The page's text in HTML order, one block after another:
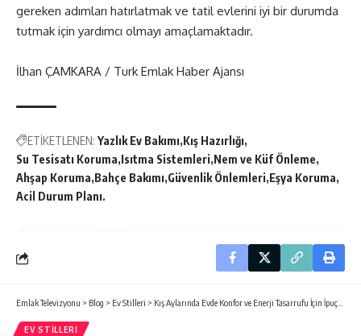
gereken adımları hatırlatmak ve tatil evlerini iyi bir durumda
tutmak için yardımcı olmayı amaçlamaktadır.
İlhan ÇAMKARA / Turk Emlak Haber Ajansı
ETİKETLENEN: Yazlık Ev Bakımı Kış Hazırlığı
Su Tesisatı Koruma Isıtma Sistemleri Nem ve Küf Önleme
Ahşap Koruma Bahçe Bakımı Güvenlik Önlemleri Eşya Koruma
Acil Durum Planı.
Emlak Televizyonu > Blog > Ev Stilleri > Kış Aylarında Evde Konfor ve Enerji Tasarrufu İçin İpuçları
EV STILLERI